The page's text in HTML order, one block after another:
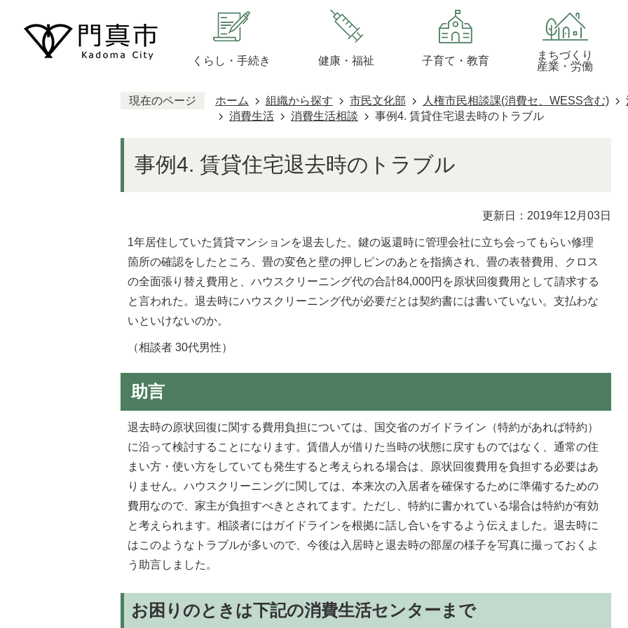
くらし・手続き 健康・福祉 子育て・教育
まちづくり
産業・労働
現在のページ ホーム 組織から探す 市民文化部 人権市民相談課(消費セ、WESS含む)
消費生活
消費生活相談 事例4. 賃貸住宅退去時のトラブル
事例4. 賃貸住宅退去時のトラブル
更新日：2019年12月03日
1年居住していた賃貸マンションを退去した。鍵の返還時に管理会社に立ち会ってもらい修理
箇所の確認をしたところ、畳の変色と壁の押しピンのあとを指摘され、畳の表替費用、クロス
の全面張り替え費用と、ハウスクリーニング代の合計84,000円を原状回復費用として請求する
と言われた。退去時にハウスクリーニング代が必要だとは契約書には書いていない。支払わな
いといけないのか。
（相談者 30代男性）
助言
退去時の原状回復に関する費用負担については、国交省のガイドライン（特約があれば特約）
に沿って検討することになります。賃借人が借りた当時の状態に戻すものではなく、通常の住
まい方・使い方をしていても発生すると考えられる場合は、原状回復費用を負担する必要はあ
りません。ハウスクリーニングに関しては、本来次の入居者を確保するために準備するための
費用なので、家主が負担すべきとされてます。ただし、特約に書かれている場合は特約が有効
と考えられます。相談者にはガイドラインを根拠に話し合いをするよう伝えました。退去時に
はこのようなトラブルが多いので、今後は入居時と退去時の部屋の様子を写真に撮っておくよ
う助言しました。
お困りのときは下記の消費生活センターまで